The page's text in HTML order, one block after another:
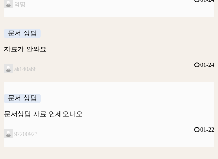
익명
문서 상담
자료가 안와요
ab140a68
01-24
문서 상담
문서상담 자료 언제오나오
92200927
01-22